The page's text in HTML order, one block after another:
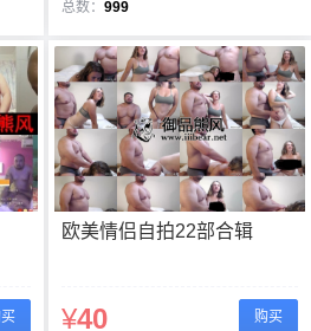
总数： 999
欧美情侣自拍22部合辑
¥40 购买